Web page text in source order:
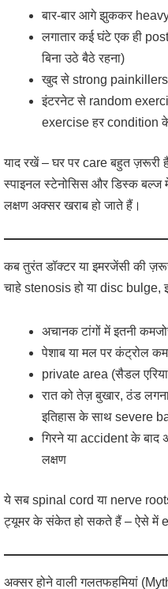
बार-बार आगे झुककर
लगातार कई घंटे एक ही
बिना उठे बैठे रहना)
खुद से strong painkillers
इंटरनेट से random
exercise हर condition के
याद रखें – घर पर care बहुत ज़रूरी
स्पाइनल स्टेनोसिस और डिस्क
लक्षण अक्सर खराब हो जाते हैं।
कब तुरंत डॉक्टर या इमरजेंसी की
चाहे stenosis हो या disc bulge,
अचानक टांगों में इतनी
पेशाब या मल पर कंट्रोल कम
private area (सैडल
रात को तेज़ बुखार, ठंड
इतिहास के साथ severe
गिरने या accident के
लक्षण
ये सब spinal cord या nerve
ट्यूमर के संकेत हो सकते हैं – ऐसे में
अक्सर होने वाली गलतफहमियां